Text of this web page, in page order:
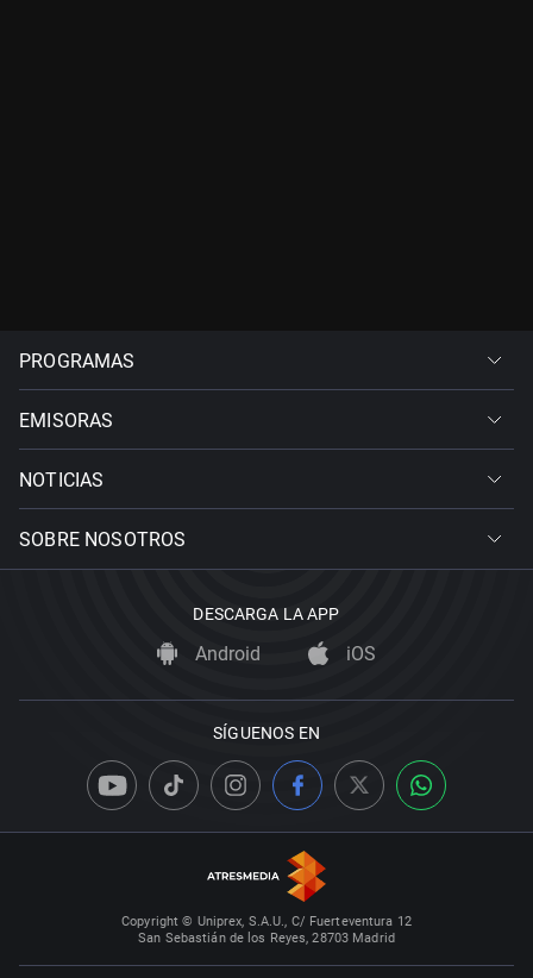
PROGRAMAS
EMISORAS
NOTICIAS
SOBRE NOSOTROS
DESCARGA LA APP
Android iOS
SÍGUENOS EN
Copyright © Uniprex, S.A.U., C/ Fuerteventura 12
San Sebastián de los Reyes, 28703 Madrid